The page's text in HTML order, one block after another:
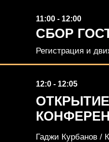
11:00 - 12:00
СБОР
Регистрация и
12:0 - 12:05
ОТКРЫТИЕ
Гаджи Курбанов /